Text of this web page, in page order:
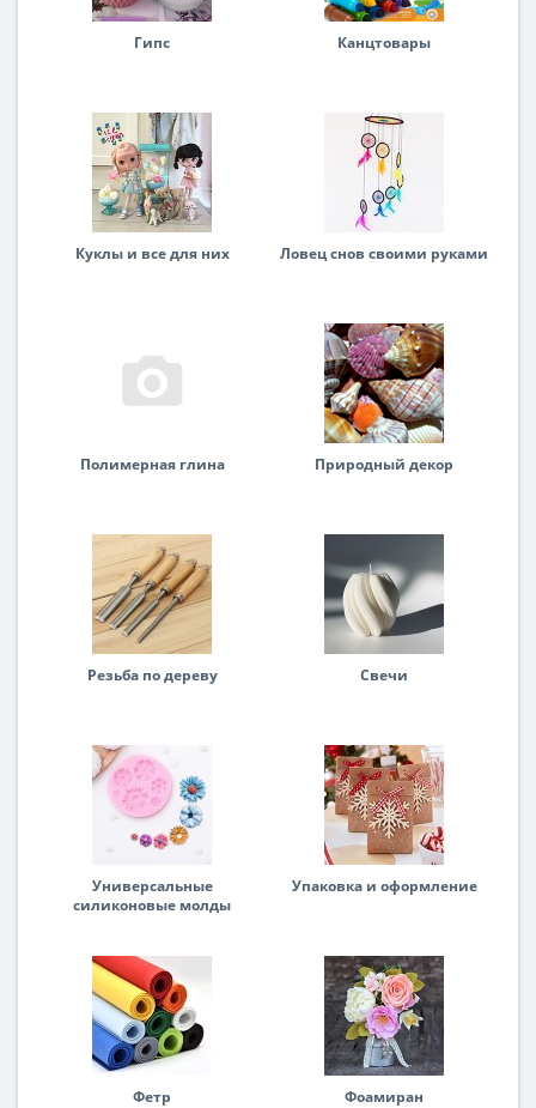
Гипс Канцтовары
Куклы и все для них Ловец снов своими руками
Полимерная глина Природный декор
Резьба по дереву Свечи
Универсальные
силиконовые молды
Упаковка и оформление
Фетр Фоамиран